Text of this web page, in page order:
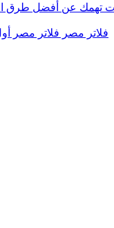
تهمك عن أفضل طرق
فلاتر مصر فلاتر مصر